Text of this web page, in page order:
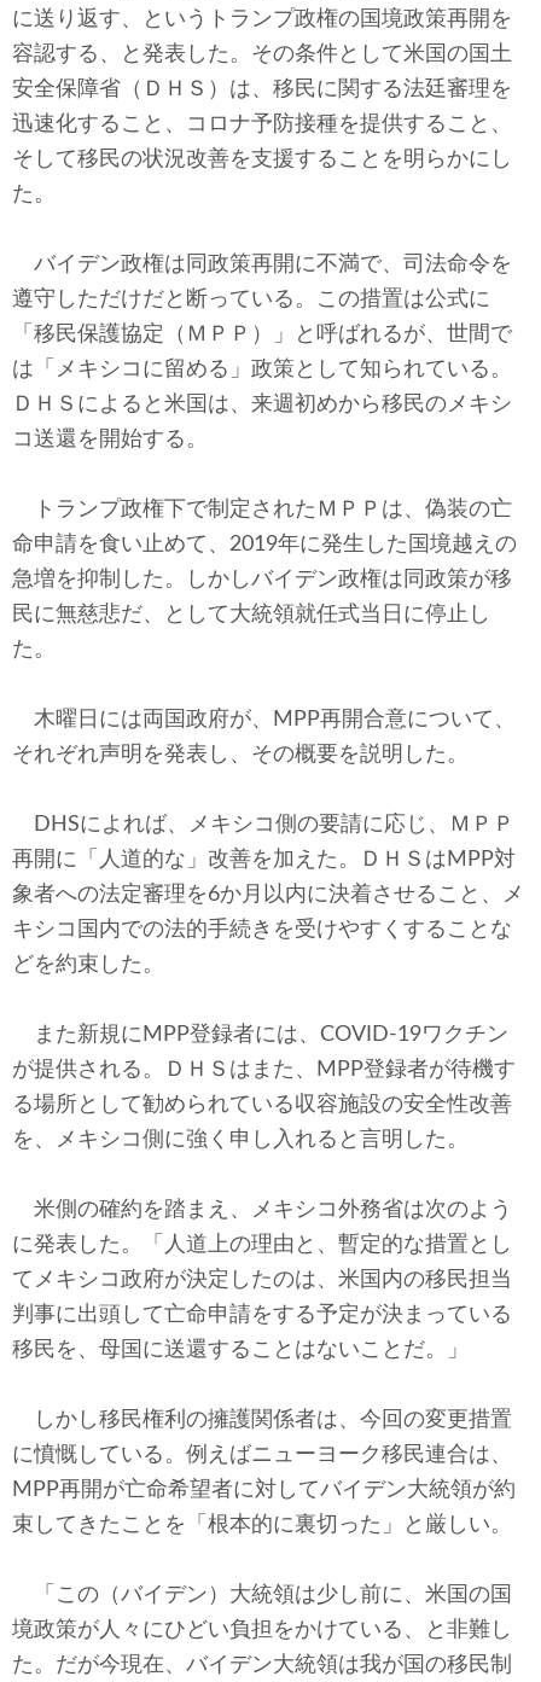
国境・移民政策
テクノロジー
コメンタリー
東アジア
東京発
に送り返す、というトランプ政権の国境政策再開を
容認する、と発表した。その条件として米国の国土
安全保障省（ＤＨＳ）は、移民に関する法廷審理を
迅速化すること、コロナ予防接種を提供すること、
そして移民の状況改善を支援することを明らかにし
た。
バイデン政権は同政策再開に不満で、司法命令を
遵守しただけだと断っている。この措置は公式に
「移民保護協定（ＭＰＰ）」と呼ばれるが、世間で
は「メキシコに留める」政策として知られている。
ＤＨＳによると米国は、来週初めから移民のメキシ
コ送還を開始する。
トランプ政権下で制定されたＭＰＰは、偽装の亡
命申請を食い止めて、2019年に発生した国境越えの
急増を抑制した。しかしバイデン政権は同政策が移
民に無慈悲だ、として大統領就任式当日に停止し
た。
木曜日には両国政府が、MPP再開合意について、
それぞれ声明を発表し、その概要を説明した。
DHSによれば、メキシコ側の要請に応じ、ＭＰＰ
再開に「人道的な」改善を加えた。ＤＨＳはMPP対
象者への法定審理を6か月以内に決着させること、メ
キシコ国内での法的手続きを受けやすくすることな
どを約束した。
また新規にMPP登録者には、COVID-19ワクチン
が提供される。ＤＨＳはまた、MPP登録者が待機す
る場所として勧められている収容施設の安全性改善
を、メキシコ側に強く申し入れると言明した。
米側の確約を踏まえ、メキシコ外務省は次のよう
に発表した。「人道上の理由と、暫定的な措置とし
てメキシコ政府が決定したのは、米国内の移民担当
判事に出頭して亡命申請をする予定が決まっている
移民を、母国に送還することはないことだ。」
しかし移民権利の擁護関係者は、今回の変更措置
に憤慨している。例えばニューヨーク移民連合は、
MPP再開が亡命希望者に対してバイデン大統領が約
束してきたことを「根本的に裏切った」と厳しい。
「この（バイデン）大統領は少し前に、米国の国
境政策が人々にひどい負担をかけている、と非難し
た。だが今現在、バイデン大統領は我が国の移民制